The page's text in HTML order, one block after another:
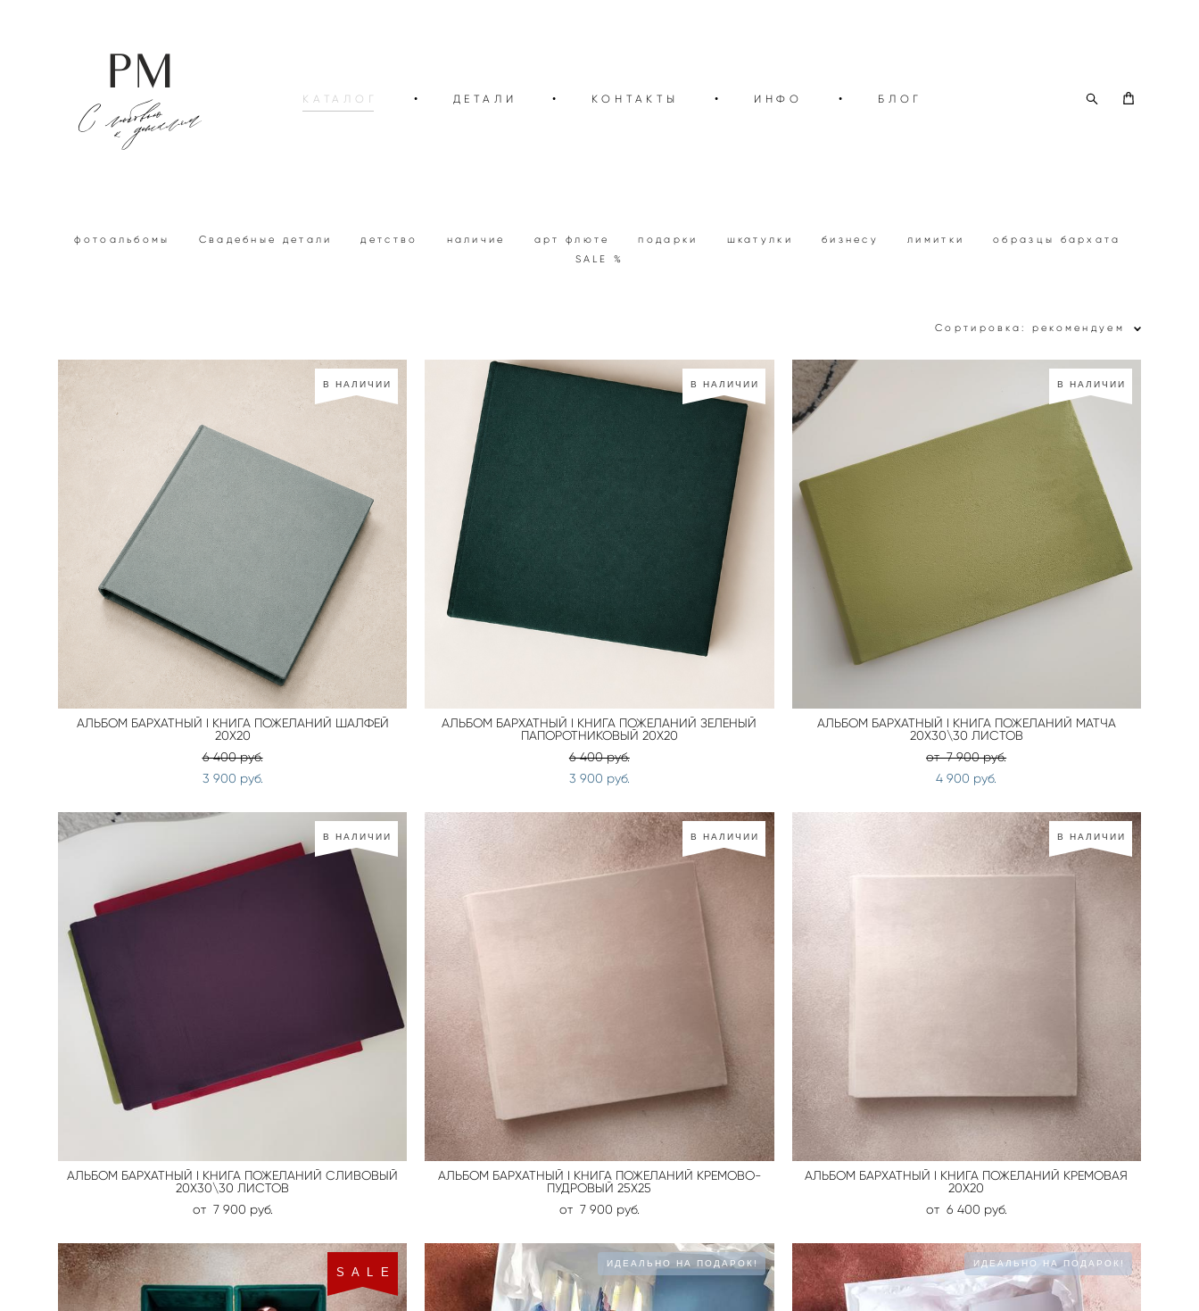
КАТАЛОГ • ДЕТАЛИ • КОНТАКТЫ • ИНФО • БЛОГ
фотоальбомы Свадебные детали детство наличие арт флюте подарки шкатулки бизнесу лимитки
образцы бархата
SALE %
Сортировка: рекомендуем
В НАЛИЧИИ
АЛЬБОМ БАРХАТНЫЙ I КНИГА ПОЖЕЛАНИЙ ШАЛФЕЙ
20Х20
6 400 pуб.
3 900 pуб.
В НАЛИЧИИ
АЛЬБОМ БАРХАТНЫЙ I КНИГА ПОЖЕЛАНИЙ ЗЕЛЕНЫЙ
ПАПОРОТНИКОВЫЙ 20Х20
6 400 pуб.
3 900 pуб.
В НАЛИЧИИ
АЛЬБОМ БАРХАТНЫЙ I КНИГА ПОЖЕЛАНИЙ МАТЧА
20Х30\30 ЛИСТОВ
от 7 900 pуб.
4 900 pуб.
В НАЛИЧИИ
АЛЬБОМ БАРХАТНЫЙ I КНИГА ПОЖЕЛАНИЙ СЛИВОВЫЙ
20Х30\30 ЛИСТОВ
от 7 900 pуб.
В НАЛИЧИИ
АЛЬБОМ БАРХАТНЫЙ I КНИГА ПОЖЕЛАНИЙ КРЕМОВО-
ПУДРОВЫЙ 25Х25
от 7 900 pуб.
В НАЛИЧИИ
АЛЬБОМ БАРХАТНЫЙ I КНИГА ПОЖЕЛАНИЙ КРЕМОВАЯ
20Х20
от 6 400 pуб.
S A L E
ИДЕАЛЬНО НА ПОДАРОК! ИДЕАЛЬНО НА ПОДАРОК!